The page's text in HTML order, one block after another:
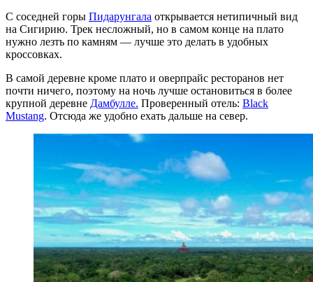
С соседней горы Пидарунгала открывается нетипичный вид
на Сигирию. Трек несложный, но в самом конце на плато
нужно лезть по камням — лучше это делать в удобных
кроссовках.
В самой деревне кроме плато и оверпрайс ресторанов нет
почти ничего, поэтому на ночь лучше остановиться в более
крупной деревне Дамбулле. Проверенный отель: Black
Mustang. Отсюда же удобно ехать дальше на север.